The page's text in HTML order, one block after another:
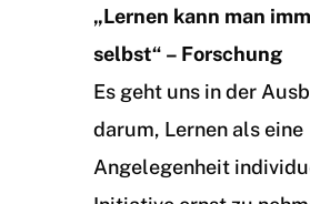
„Lernen kann man
selbst“ – Forschung
Es geht uns in der
darum, Lernen als eine
Angelegenheit